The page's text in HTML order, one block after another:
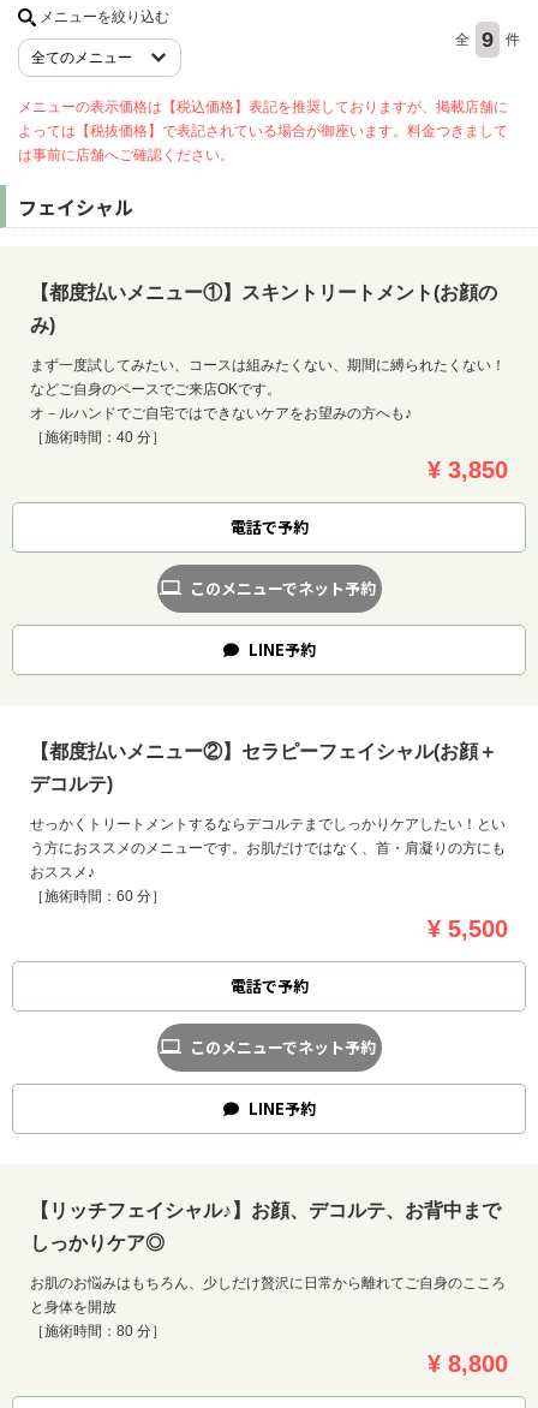
ネイルサロン
まつげサロン
エステサロン
リラクゼーションサロン
ネイルカタログ
メンズカタログ
お問い合わせ
メニューを絞り込む
全
9 件
メニューの表示価格は【税込価格】表記を推奨しておりますが、掲載店舗に
よっては【税抜価格】で表記されている場合が御座います。料金つきまして
は事前に店舗へご確認ください。
フェイシャル
【都度払いメニュー①】スキントリートメント(お顔の
み)
まず一度試してみたい、コースは組みたくない、期間に縛られたくない！
などご自身のペースでご来店OKです。
オ－ルハンドでご自宅ではできないケアをお望みの方へも♪
［施術時間：40 分］
¥ 3,850
電話で予約
このメニューでネット予約
LINE予約
【都度払いメニュー②】セラピーフェイシャル(お顔＋
デコルテ)
せっかくトリートメントするならデコルテまでしっかりケアしたい！とい
う方におススメのメニューです。お肌だけではなく、首・肩凝りの方にも
おススメ♪
［施術時間：60 分］
¥ 5,500
電話で予約
このメニューでネット予約
LINE予約
【リッチフェイシャル♪】お顔、デコルテ、お背中まで
しっかりケア◎
お肌のお悩みはもちろん、少しだけ贅沢に日常から離れてご自身のこころ
と身体を開放
［施術時間：80 分］
¥ 8,800